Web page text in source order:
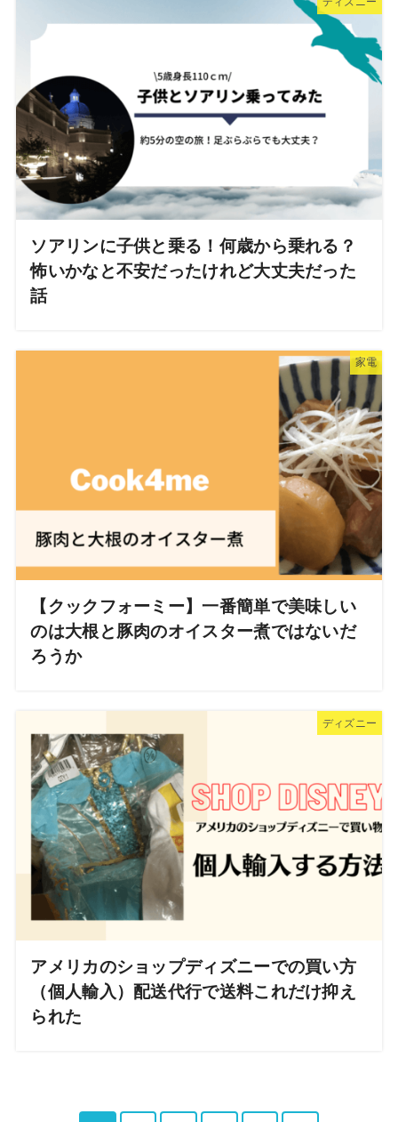
ソアリンに子供と乗る！何歳から乗れる？
怖いかなと不安だったけれど大丈夫だった
話
家電
【クックフォーミー】一番簡単で美味しい
のは大根と豚肉のオイスター煮ではないだ
ろうか
ディズニー
アメリカのショップディズニーでの買い方
（個人輸入）配送代行で送料これだけ抑え
られた